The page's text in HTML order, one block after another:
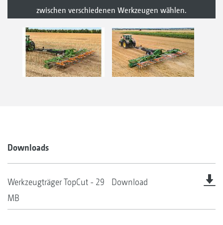
zwischen verschiedenen Werkzeugen wählen.
Downloads
Werkzeugträger TopCut - 29
MB
Download